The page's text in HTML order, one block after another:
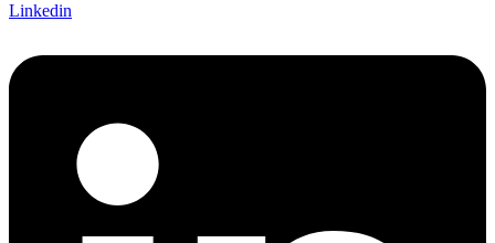
Linkedin